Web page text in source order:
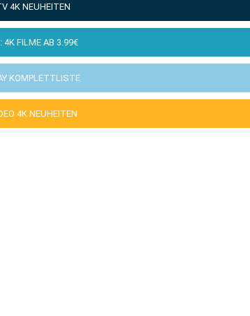
4K NEUHEITEN
4K FILME AB 3.99€
KOMPLETTLISTE
4K NEUHEITEN